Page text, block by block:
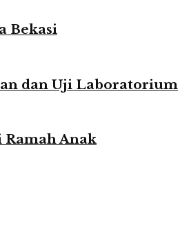
Bekasi
dan Uji Laboratorium
Anak